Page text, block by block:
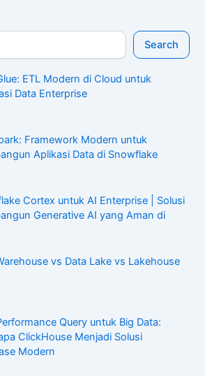
Search
ETL Modern di Cloud untuk
Data Enterprise
Framework Modern untuk
Aplikasi Data di Snowflake
Cortex untuk AI Enterprise | Solusi
Generative AI yang Aman di
vs Data Lake vs Lakehouse
Query untuk Big Data:
ClickHouse Menjadi Solusi
Modern